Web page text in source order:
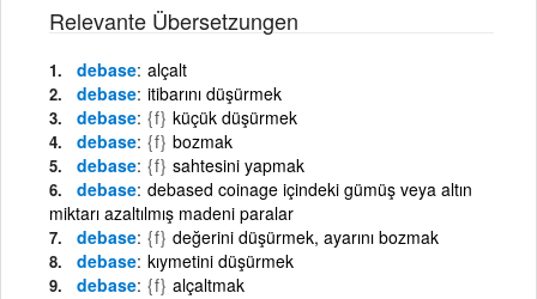
Relevante Übersetzungen
debase alçalt
debase itibarını düşürmek
debase {f} küçük düşürmek
debase {f} bozmak
debase {f} sahtesini yapmak
debase debased coinage içindeki gümüş veya altın
miktarı azaltılmış madeni paralar
debase {f} değerini düşürmek, ayarını bozmak
debase kıymetini düşürmek
debase {f} alçaltmak